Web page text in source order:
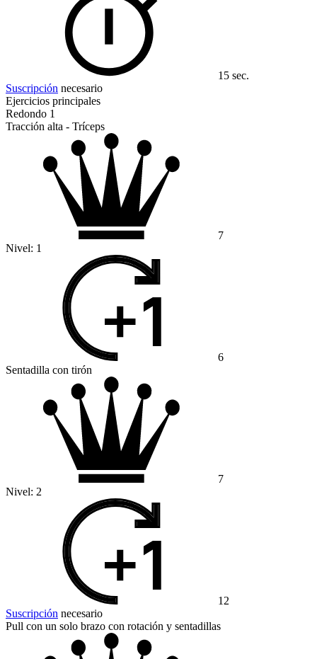
15 sec.
Suscripción necesario
Ejercicios principales
Redondo 1
Tracción alta - Tríceps
7
Nivel: 1
6
Sentadilla con tirón
7
Nivel: 2
12
Suscripción necesario
Pull con un solo brazo con rotación y sentadillas